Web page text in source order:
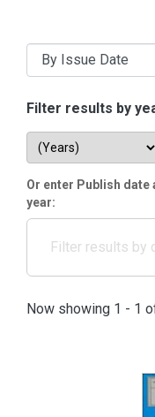
Browsing
Filter results by
Or enter Publish
year:
Now showing 1 - 1